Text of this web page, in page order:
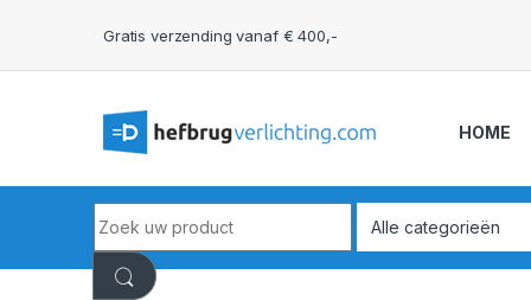
Gratis verzending vanaf € 400,-
HOME